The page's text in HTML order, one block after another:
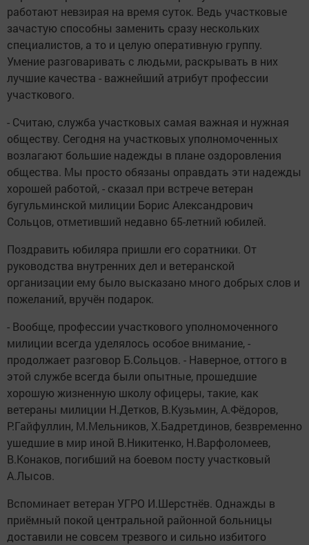
работают невзирая на время суток. Ведь участковые
зачастую способны заменить сразу нескольких
специалистов, а то и целую оперативную группу.
Умение разговаривать с людьми, раскрывать в них
лучшие качества - важнейший атрибут профессии
участкового.
- Считаю, служба участковых самая важная и нужная
обществу. Сегодня на участковых уполномоченных
возлагают большие надежды в плане оздоровления
общества. Мы просто обязаны оправдать эти надежды
хорошей работой, - сказал при встрече ветеран
бугульминской милиции Борис Александрович
Сольцов, отметивший недавно 65-летний юбилей.
Поздравить юбиляра пришли его соратники. От
руководства внутренних дел и ветеранской
организации ему было высказано много добрых слов и
пожеланий, вручён подарок.
- Вообще, профессии участкового уполномоченного
милиции всегда уделялось особое внимание, -
продолжает разговор Б.Сольцов. - Наверное, оттого в
этой службе всегда были опытные, прошедшие
хорошую жизненную школу офицеры, такие, как
ветераны милиции Н.Детков, В.Кузьмин, А.Фёдоров,
Р.Гайфуллин, М.Мельников, Х.Бадретдинов, безвременно
ушедшие в мир иной В.Никитенко, Н.Варфоломеев,
В.Конаков, погибший на боевом посту участковый
А.Лысов.
Вспоминает ветеран УГРО И.Шерстнёв. Однажды в
приёмный покой центральной районной больницы
доставили не совсем трезвого и сильно избитого